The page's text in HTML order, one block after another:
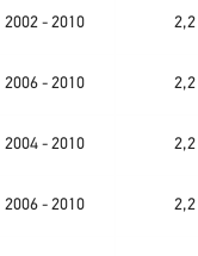
2002 - 2010 2,2
2006 - 2010 2,2
2004 - 2010 2,2
2006 - 2010 2,2